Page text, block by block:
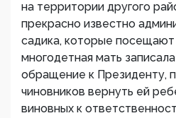
на территории другого
прекрасно известно
садика, которые
многодетная мать
обращение к Президенту,
чиновников вернуть ей
виновных к